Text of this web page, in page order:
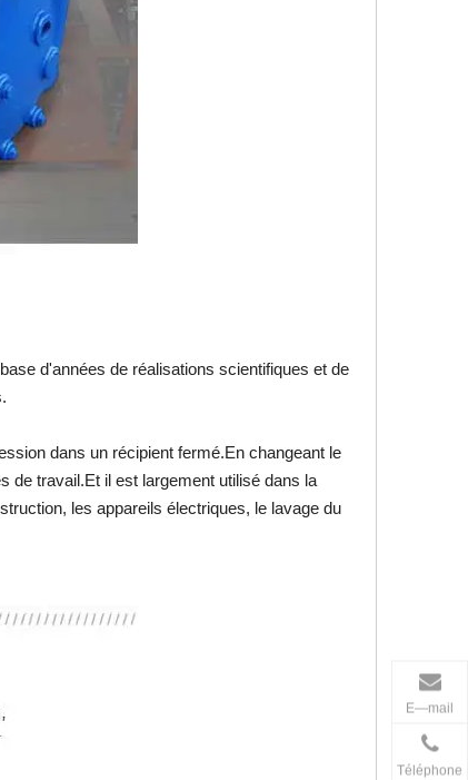
E—mail
Téléphone
d'années de réalisations scientifiques et de
dans un récipient fermé.En changeant le
de travail.Et il est largement utilisé dans la
les appareils électriques, le lavage du